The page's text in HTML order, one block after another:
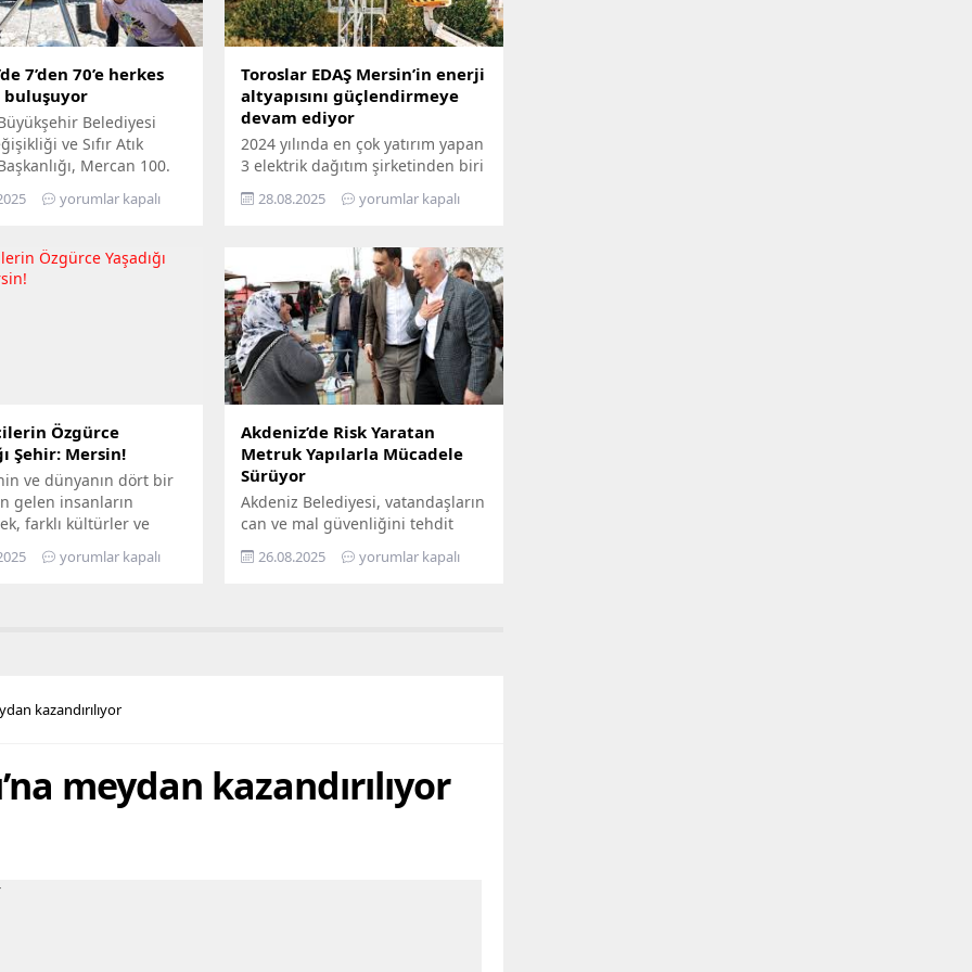
7’den 70’e herkes
Belediyesi
ve Sıfır Atık
Mercan 100.
Çevre Bilim Merkezi’ni
için bilimi
Hepimizin, Bilim Her
yola çıkan
yorumlar kapalı
Toroslar EDAŞ Mersin’in enerji
altyapısını güçlendirmeye
devam ediyor
2024 yılında en çok yatırım yapan
3 elektrik dağıtım şirketinden biri
olan Toroslar EDAŞ, 2025 yılının
ilk 6 ayında Türkiye’nin en
Mersin’de gerçekleştirdiği 381
milyon TL’yi aşan yatırımla, enerji
altyapısını bugünün ihtiyaçlarına
uygun biçimde yenilerken,
geleceğin artan taleplerine de
hazır hâle getiriyor Türkiye’nin
enerji dönüşümüne öncülük...
28.08.2025 yorumlar kapalı
Özgürce
Şehir: Mersin!
ve dünyanın dört bir
gelen insanların
farklı kültürler ve
bir arada kardeşçe ve
yaşadığı Mersin,
alabilmesine destek
yorumlar kapalı
Akdeniz’de Risk Yaratan
Metruk Yapılarla Mücadele
Sürüyor
Akdeniz Belediyesi, vatandaşların
can ve mal güvenliğini tehdit
eden, yarattığı görsel kirliliğin
yanı sıra kimi zaman sosyal
26.08.2025 yorumlar kapalı
kazandırılıyor
meydan kazandırılıyor